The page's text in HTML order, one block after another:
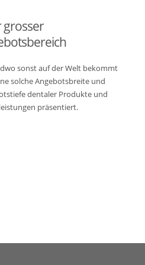
grosser
sonst auf der Welt bekommt
solche Angebotsbreite und
dentaler Produkte und
präsentiert.